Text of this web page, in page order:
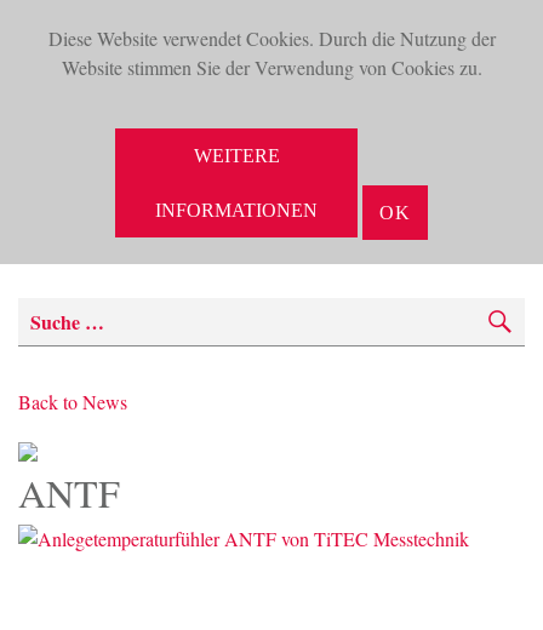
Diese Website verwendet Cookies. Durch die Nutzung der
Website stimmen Sie der Verwendung von Cookies zu.
WEITERE
INFORMATIONEN OK
SUCHE
Back to News
ANTF